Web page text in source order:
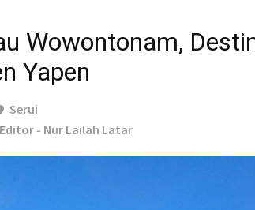
Wowontonam,
Yapen
Serui
Editor - Nur Lailah Latar